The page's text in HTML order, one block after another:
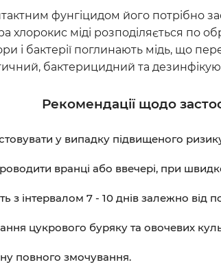
фунгіцидом його потрібно
хлорокис міді розподіляється по
і бактерії поглинають мідь, що
бактерицидний та
Рекомендації щодо
у випадку підвищеного
вранці або ввечері, при
з інтервалом 7 - 10 днів залежно від
цукрового буряку та овочевих
повного змочування.